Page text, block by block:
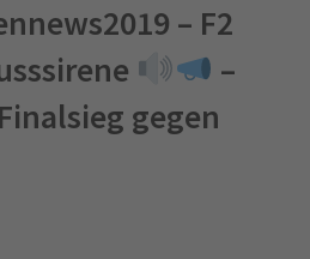
– F2
–
gegen